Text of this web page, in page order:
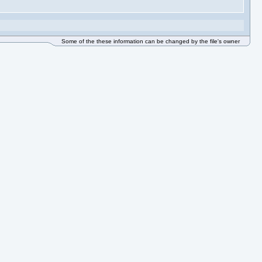
Some of the these information can be changed by the file's owner